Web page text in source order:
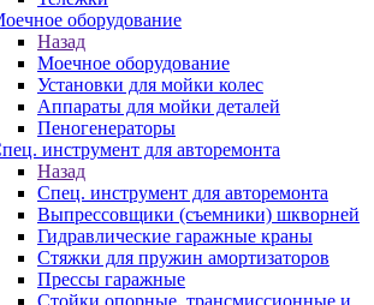
оборудование
Назад
Моечное оборудование
Установки для мойки колес
Аппараты для мойки деталей
Пеногенераторы
инструмент для авторемонта
Назад
Спец. инструмент для авторемонта
Выпрессовщики (съемники) шкворней
Гидравлические гаражные краны
Стяжки для пружин амортизаторов
Прессы гаражные
Стойки опорные, трансмиссионные и